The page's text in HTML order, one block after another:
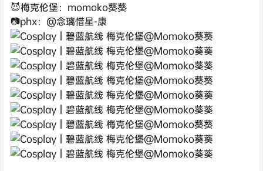
😈梅克伦堡：momoko葵葵
📷phx：@念璃惜星-康 ​​​